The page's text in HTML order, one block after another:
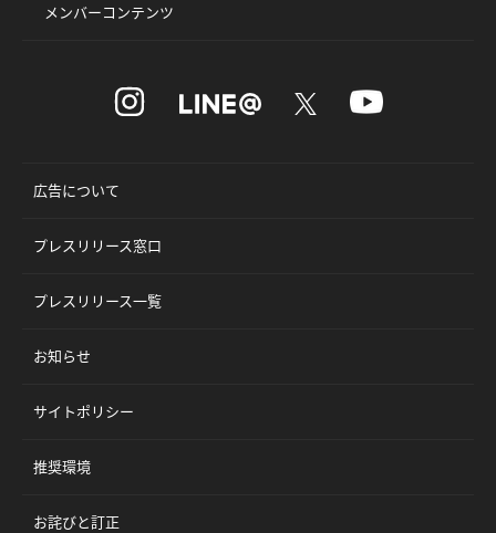
メンバーコンテンツ
広告について
プレスリリース窓口
プレスリリース一覧
お知らせ
サイトポリシー
推奨環境
お詫びと訂正